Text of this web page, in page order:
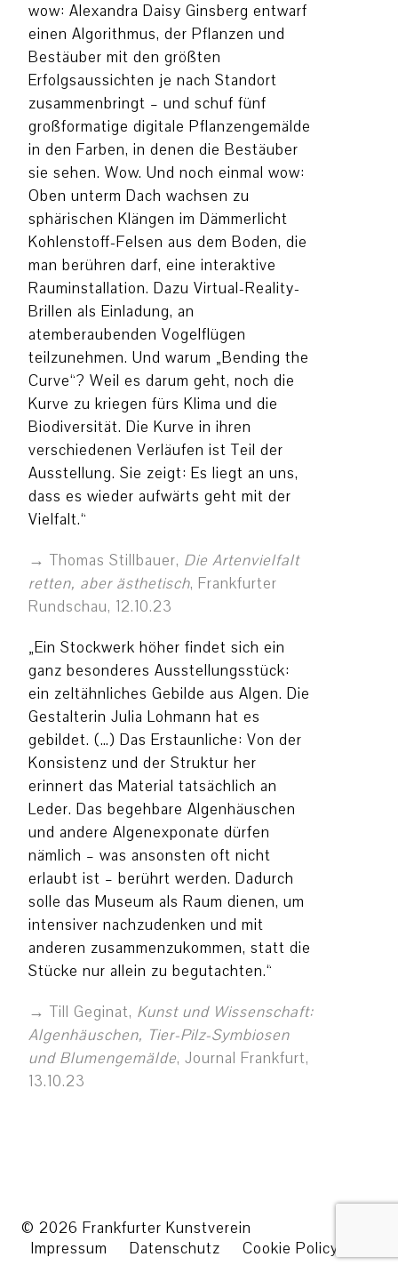
wow: Alexandra Daisy Ginsberg entwarf
einen Algorithmus, der Pflanzen und
Bestäuber mit den größten
Erfolgsaussichten je nach Standort
zusammenbringt – und schuf fünf
großformatige digitale Pflanzengemälde
in den Farben, in denen die Bestäuber
sie sehen. Wow. Und noch einmal wow:
Oben unterm Dach wachsen zu
sphärischen Klängen im Dämmerlicht
Kohlenstoff-Felsen aus dem Boden, die
man berühren darf, eine interaktive
Rauminstallation. Dazu Virtual-Reality-
Brillen als Einladung, an
atemberaubenden Vogelflügen
teilzunehmen. Und warum „Bending the
Curve“? Weil es darum geht, noch die
Kurve zu kriegen fürs Klima und die
Biodiversität. Die Kurve in ihren
verschiedenen Verläufen ist Teil der
Ausstellung. Sie zeigt: Es liegt an uns,
dass es wieder aufwärts geht mit der
Vielfalt.“
Thomas Stillbauer, Die Artenvielfalt
retten, aber ästhetisch, Frankfurter
Rundschau, 12.10.23
„Ein Stockwerk höher findet sich ein
ganz besonderes Ausstellungsstück:
ein zeltähnliches Gebilde aus Algen. Die
Gestalterin Julia Lohmann hat es
gebildet. (…) Das Erstaunliche: Von der
Konsistenz und der Struktur her
erinnert das Material tatsächlich an
Leder. Das begehbare Algenhäuschen
und andere Algenexponate dürfen
nämlich – was ansonsten oft nicht
erlaubt ist – berührt werden. Dadurch
solle das Museum als Raum dienen, um
intensiver nachzudenken und mit
anderen zusammenzukommen, statt die
Stücke nur allein zu begutachten.“
Till Geginat, Kunst und Wissenschaft:
Algenhäuschen, Tier-Pilz-Symbiosen
und Blumengemälde, Journal Frankfurt,
13.10.23
© 2026 Frankfurter Kunstverein
Impressum
Datenschutz Cookie Policy